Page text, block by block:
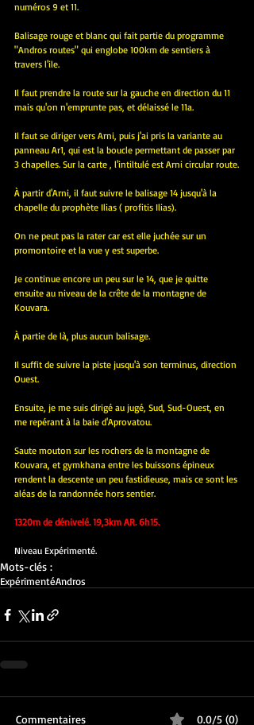
numéros 9 et 11.
Balisage rouge et blanc qui fait partie du programme
"Andros routes" qui englobe 100km de sentiers à
travers l'ile.
Il faut prendre la route sur la gauche en direction du 11
mais qu'on n'emprunte pas, et délaissé le 11a.
Il faut se diriger vers Arni, puis j'ai pris la variante au
panneau Ar1, qui est la boucle permettant de passer par
3 chapelles. Sur la carte , l'intiltulé est Arni circular route.
À partir d'Arni, il faut suivre le balisage 14 jusqu'à la
chapelle du prophète Ilias ( profitis Ilias).
On ne peut pas la rater car est elle juchée sur un
promontoire et la vue y est superbe.
Je continue encore un peu sur le 14, que je quitte
ensuite au niveau de la crête de la montagne de
Kouvara.
À partie de là, plus aucun balisage.
Il suffit de suivre la piste jusqu'à son terminus, direction
Ouest.
Ensuite, je me suis dirigé au jugé, Sud, Sud-Ouest, en
me repérant à la baie d'Aprovatou.
Saute mouton sur les rochers de la montagne de
Kouvara, et gymkhana entre les buissons épineux
rendent la descente un peu fastidieuse, mais ce sont les
aléas de la randonnée hors sentier.
1320m de dénivelé. 19,3km AR. 6h15.
Niveau Expérimenté.
Mots-clés :
ExpérimentéAndros
Commentaires 0.0/5 (0)